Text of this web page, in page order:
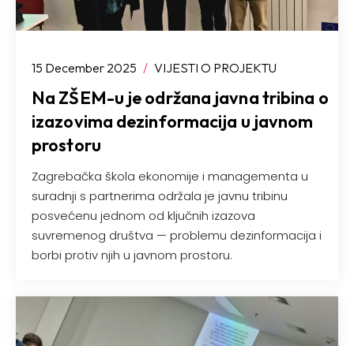
15 December 2025 / VIJESTI O PROJEKTU
Na ZŠEM-u je održana javna tribina o
izazovima dezinformacija u javnom
prostoru
Zagrebačka škola ekonomije i managementa u
suradnji s partnerima održala je javnu tribinu
posvećenu jednom od ključnih izazova
suvremenog društva — problemu dezinformacija i
borbi protiv njih u javnom prostoru.